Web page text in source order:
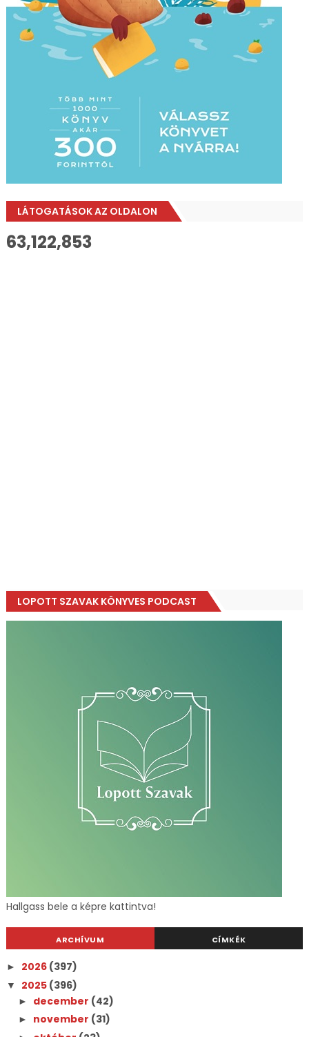
LÁTOGATÁSOK AZ OLDALON
63,122,853
LOPOTT SZAVAK KÖNYVES PODCAST
Hallgass bele a képre kattintva!
ARCHÍVUM CÍMKÉK
► 2026 (397)
▼ 2025 (396)
► december (42)
► november (31)